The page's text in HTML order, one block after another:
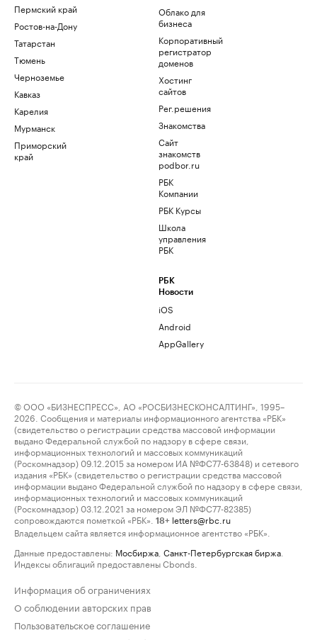
Пермский край
Ростов-на-Дону
Татарстан
Тюмень
Черноземье
Кавказ
Карелия
Мурманск
Приморский
край
Облако для
бизнеса
Корпоративный
регистратор
доменов
Хостинг
сайтов
Рег.решения
Знакомства
Сайт
знакомств
podbor.ru
РБК
Компании
РБК Курсы
Школа
управления
РБК
РБК
Новости
iOS
Android
AppGallery
© ООО «БИЗНЕСПРЕСС», АО «РОСБИЗНЕСКОНСАЛТИНГ», 1995–
2026. Сообщения и материалы информационного агентства «РБК»
(свидетельство о регистрации средства массовой информации
выдано Федеральной службой по надзору в сфере связи,
информационных технологий и массовых коммуникаций
(Роскомнадзор) 09.12.2015 за номером ИА №ФС77-63848) и сетевого
издания «РБК» (свидетельство о регистрации средства массовой
информации выдано Федеральной службой по надзору в сфере связи,
информационных технологий и массовых коммуникаций
(Роскомнадзор) 03.12.2021 за номером ЭЛ №ФС77-82385)
сопровождаются пометкой «РБК».
18+ letters@rbc.ru
Владельцем сайта является информационное агентство «РБК».
Данные предоставлены: Мосбиржа Санкт-Петербургская биржа
Индексы облигаций предоставлены Cbonds.
Информация об ограничениях
О соблюдении авторских прав
Пользовательское соглашение